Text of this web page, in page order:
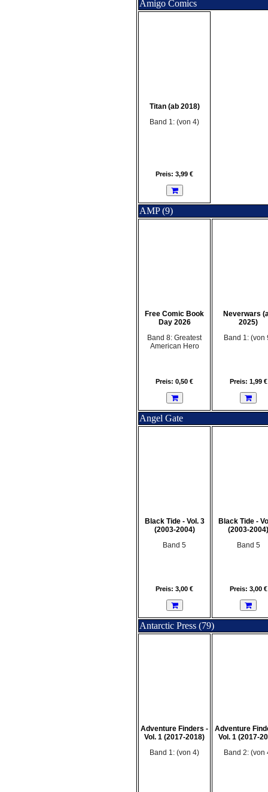
Amigo Comics
Titan (ab 2018)
Band 1: (von 4)
Preis: 3,99 €
AMP (9)
Free Comic Book
Day 2026
Band 8: Greatest
American Hero
Preis: 0,50 €
Neverwars
2025)
Band 1: (von
Preis: 1,99 €
Angel Gate
Black Tide - Vol. 3
(2003-2004)
Band 5
Preis: 3,00 €
Black Tide -
(2003-2004)
Band 5
Preis: 3,00 €
Antarctic Press (79)
Adventure Finders -
Vol. 1 (2017-2018)
Band 1: (von 4)
Adventure
Vol. 1 (2017-
Band 2: (von